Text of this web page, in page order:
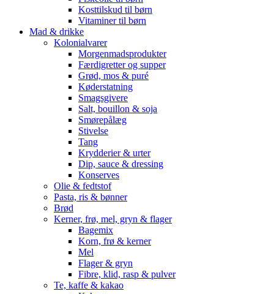
Kosttilskud til børn
Vitaminer til børn
Mad & drikke
Kolonialvarer
Morgenmadsprodukter
Færdigretter og supper
Grød, mos & puré
Køderstatning
Smagsgivere
Salt, bouillon & soja
Smørepålæg
Stivelse
Tang
Krydderier & urter
Dip, sauce & dressing
Konserves
Olie & fedtstof
Pasta, ris & bønner
Brød
Kerner, frø, mel, gryn & flager
Bagemix
Korn, frø & kerner
Mel
Flager & gryn
Fibre, klid, rasp & pulver
Te, kaffe & kakao